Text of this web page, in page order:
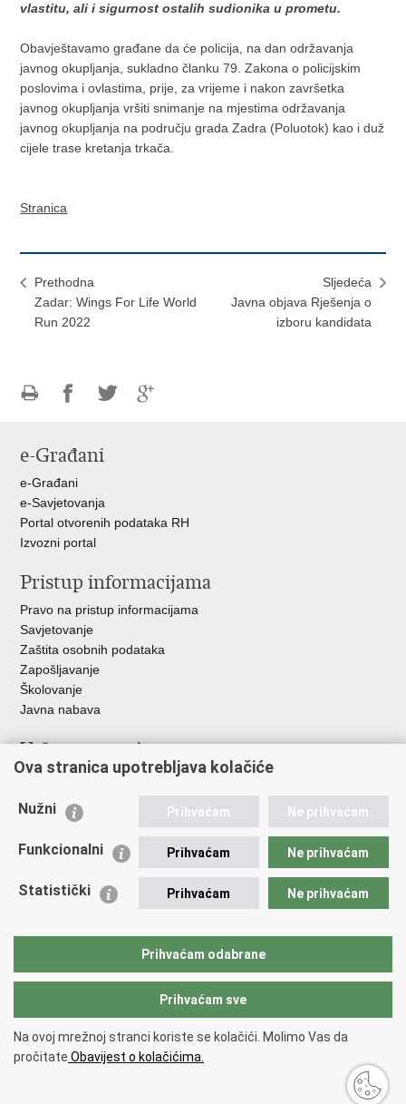
vlastitu, ali i sigurnost ostalih sudionika u prometu.
Obavještavamo građane da će policija, na dan održavanja
javnog okupljanja, sukladno članku 79. Zakona o policijskim
poslovima i ovlastima, prije, za vrijeme i nakon završetka
javnog okupljanja vršiti snimanje na mjestima održavanja
javnog okupljanja na području grada Zadra (Poluotok) kao i duž
cijele trase kretanja trkača.
Stranica
Prethodna
Zadar: Wings For Life World
Run 2022
Sljedeća
Javna objava Rješenja o
izboru kandidata
FacebookuTwitteru
e-Građani
e-Građani
e-Savjetovanja
Portal otvorenih podataka RH
Izvozni portal
Pristup informacijama
Pravo na pristup informacijama
Savjetovanje
Zaštita osobnih podataka
Zapošljavanje
Školovanje
Javna nabava
Važne poveznice
Ministarstvo unutarnjih poslova
Udruge
Policijska akademija
Zaklada policijske solidarnosti
Vučetić"
Copyright © 2026 Policijska uprava zadarska.
pristupačnosti.
Ova stranica upotrebljava kolačiće
Nužni Prihvaćam Ne prihvaćam
Funkcionalni Prihvaćam Ne prihvaćam
Statistički Prihvaćam Ne prihvaćam
Prihvaćam odabrane
Prihvaćam sve
Na ovoj mrežnoj stranci koriste se kolačići. Molimo Vas da
pročitate Obavijest o kolačićima.